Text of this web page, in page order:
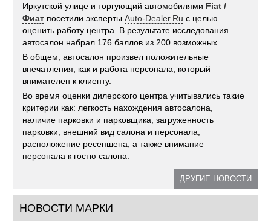
Иркутской улице и торгующий автомобилями Fiat /
Фиат посетили экспертыAuto-Dealer.Ru с целью
оценить работу центра. В результате исследования
автосалон набрал 176 баллов из 200 возможных.
В общем, автосалон произвел положительные
впечатления, как и работа персонала, который
внимателен к клиенту.
Во время оценки дилерского центра учитывались такие
критерии как: легкость нахождения автосалона,
наличие парковки и парковщика, загруженность
парковки, внешний вид салона и персонала,
расположение ресепшена, а также внимание
персонала к гостю салона.
ДРУГИЕ НОВОСТИ
НОВОСТИ МАРКИ